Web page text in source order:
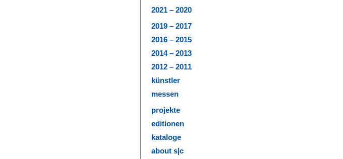
2021 – 2020
2019 – 2017
2016 – 2015
2014 – 2013
2012 – 2011
künstler
messen
projekte
editionen
kataloge
about s|c